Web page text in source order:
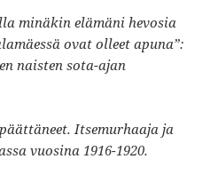
minäkin elämäni hevosia
ovat olleet apuna”:
naisten sota-ajan
Itsemurhaaja ja
vuosina 1916-1920.